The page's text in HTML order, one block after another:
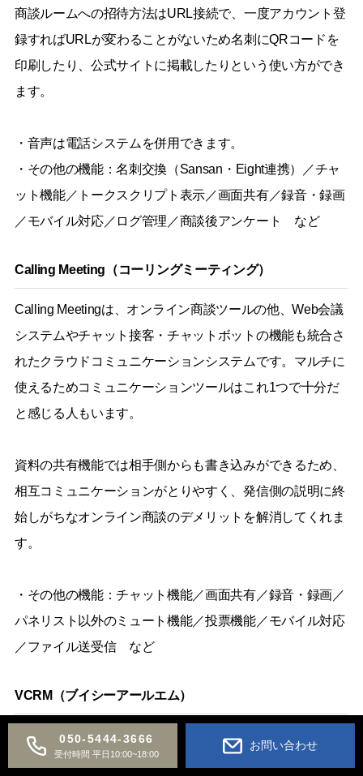
商談ルームへの招待方法はURL接続で、一度アカウント登
録すればURLが変わることがないため名刺にQRコードを
印刷したり、公式サイトに掲載したりという使い方ができ
ます。
・音声は電話システムを併用できます。
・その他の機能：名刺交換（Sansan・Eight連携）／チャ
ット機能／トークスクリプト表示／画面共有／録音・録画
／モバイル対応／ログ管理／商談後アンケート など
Calling Meeting（コーリングミーティング）
Calling Meetingは、オンライン商談ツールの他、Web会議
システムやチャット接客・チャットボットの機能も統合さ
れたクラウドコミュニケーションシステムです。マルチに
使えるためコミュニケーションツールはこれ1つで十分だ
と感じる人もいます。
資料の共有機能では相手側からも書き込みができるため、
相互コミュニケーションがとりやすく、発信側の説明に終
始しがちなオンライン商談のデメリットを解消してくれま
す。
・その他の機能：チャット機能／画面共有／録音・録画／
パネリスト以外のミュート機能／投票機能／モバイル対応
／ファイル送受信 など
VCRM（ブイシーアールエム）
VCRMは使いやすさにこだわった画面設計と導入のしやす
さで人気のインサイドセースル用オンライン商談システム
050-5444-3666
受付時間 平日10:00~18:00
お問い合わせ